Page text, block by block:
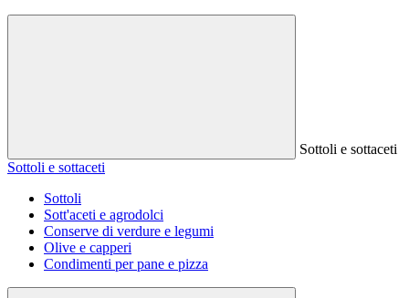
Sottoli e sottaceti
Sottoli e sottaceti
Sottoli
Sott'aceti e agrodolci
Conserve di verdure e legumi
Olive e capperi
Condimenti per pane e pizza